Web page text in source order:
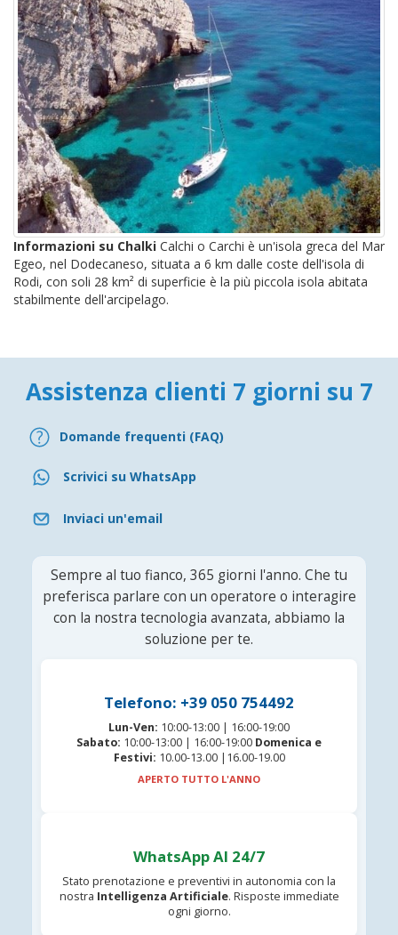
Informazioni su Chalki Calchi o Carchi è un'isola greca del Mar
Egeo, nel Dodecaneso, situata a 6 km dalle coste dell'isola di
Rodi, con soli 28 km² di superficie è la più piccola isola abitata
stabilmente dell'arcipelago.
Assistenza clienti 7 giorni su 7
Domande frequenti (FAQ)
Scrivici su WhatsApp
Inviaci un'email
Sempre al tuo fianco, 365 giorni l'anno. Che tu
preferisca parlare con un operatore o interagire
con la nostra tecnologia avanzata, abbiamo la
soluzione per te.
Telefono: +39 050 754492
Lun-Ven: 10:00-13:00 | 16:00-19:00
Sabato: 10:00-13:00 | 16:00-19:00 Domenica e
Festivi: 10.00-13.00 |16.00-19.00
APERTO TUTTO L'ANNO
WhatsApp AI 24/7
Stato prenotazione e preventivi in autonomia con la
nostra Intelligenza Artificiale. Risposte immediate
ogni giorno.